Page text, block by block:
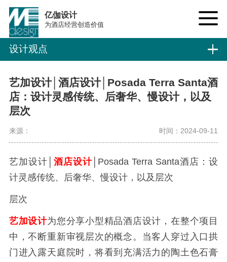
亿伽设计
为酒店经营创造价值
设计观点
艺加设计│酒店设计│Posada Terra Santa酒
店：设计灵感传统、后奢华、慢设计，以及
层次
来源： 时间：2024-09-11
艺加设计│ 酒店设计 │Posada Terra Santa酒店：设
计灵感传统、后奢华、慢设计，以及层次
层次
艺加设计为您分享小型精品酒店设计，在整个项目
中，不断重新审视层次的概念。当客人穿过入口拱
门进入露天庭院时，将看到充满活力的陶土色石膏